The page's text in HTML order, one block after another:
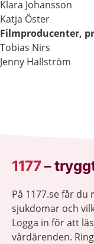
Klara Johansson
Katja Öster
Filmproducenter,
Tobias Nirs
Jenny Hallström
1177–
På 1177.se får
sjukdomar och
Logga in för att
vårdärenden.